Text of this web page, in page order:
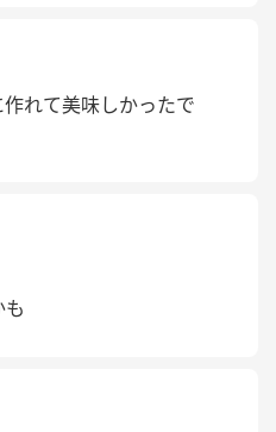
れて美味しかったで